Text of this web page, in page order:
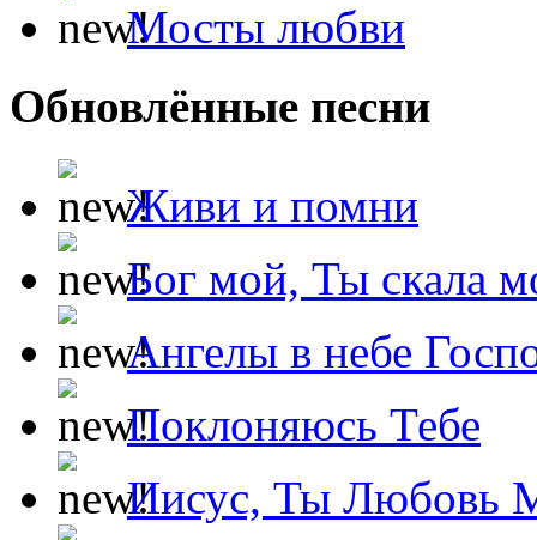
Мосты любви
Обновлённые песни
Живи и помни
Бог мой, Ты скала
Ангелы в небе
Поклоняюсь Тебе
Иисус, Ты Любовь